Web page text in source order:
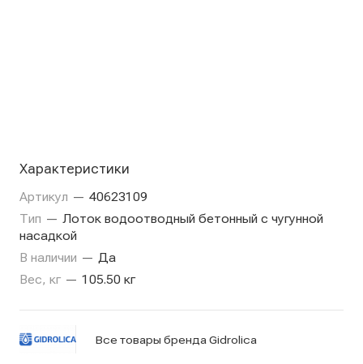
Характеристики
Артикул — 40623109
Тип — Лоток водоотводный бетонный с чугунной
насадкой
В наличии — Да
Вес, кг — 105.50 кг
Все товары бренда Gidrolica